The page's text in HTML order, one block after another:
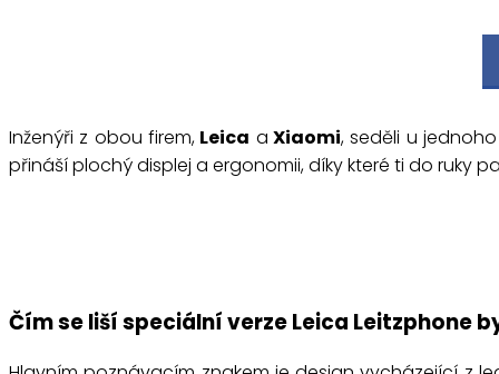
Inženýři z obou firem,Leica a Xiaomi, seděli u
přináší plochý displej a ergonomii, díky které ti do ruky
Čím se liší speciální verze Leica Leitzphone